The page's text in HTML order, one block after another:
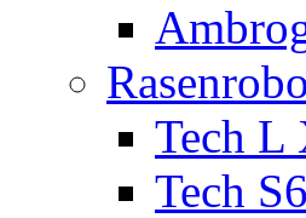
Tech L
Tech